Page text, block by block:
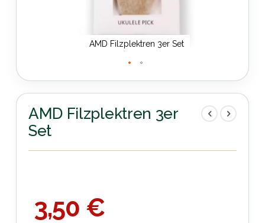
AMD Filzplektren 3er Set
Zum
Anfang
der
Bildergalerie
springen
AMD Filzplektren 3er
Set
3,50 €